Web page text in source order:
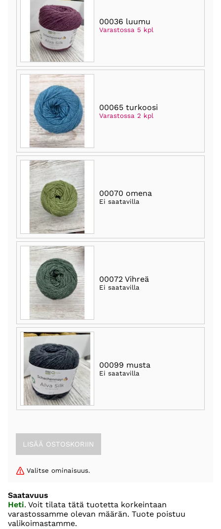
00036 luumu
Varastossa 5 kpl
00065 turkoosi
Varastossa 2 kpl
00070 omena
Ei saatavilla
00072 Vihreä
Ei saatavilla
00099 musta
Ei saatavilla
Valitse ominaisuus.
Saatavuus
Heti. Voit tilata tätä tuotetta korkeintaan
varastossamme olevan määrän. Tuote poistuu
valikoimastamme.